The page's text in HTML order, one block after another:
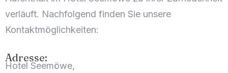
verläuft. Nachfolgend finden Sie unsere
Kontaktmöglichkeiten:
Adresse:
Hotel Seemöwe,